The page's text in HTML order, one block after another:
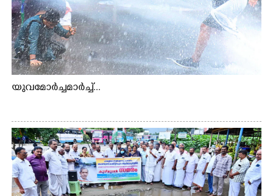
യുവമോർച്ചമാർച്ച്...